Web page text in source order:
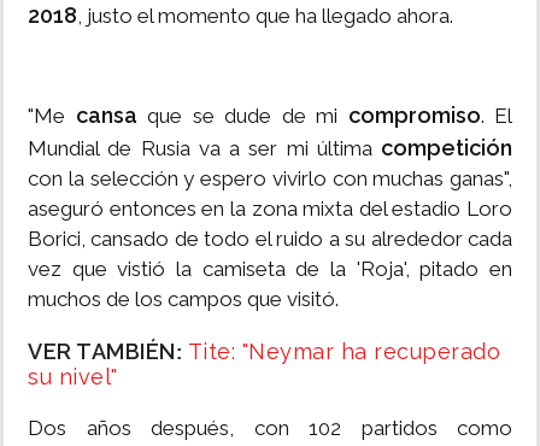
2018, justo el momento que ha llegado ahora.
"Me cansa que se dude de mi compromiso. El
Mundial de Rusia va a ser mi última competición
con la selección y espero vivirlo con muchas ganas",
aseguró entonces en la zona mixta del estadio Loro
Borici, cansado de todo el ruido a su alrededor cada
vez que vistió la camiseta de la 'Roja', pitado en
muchos de los campos que visitó.
VER TAMBIÉN: Tite: "Neymar ha recuperado
su nivel"
Dos años después, con 102 partidos como